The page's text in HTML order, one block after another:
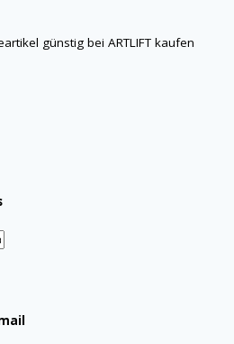
günstig bei ARTLIFT kaufen